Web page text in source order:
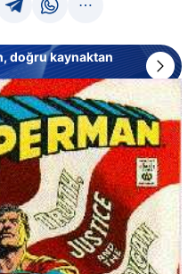
doğru kaynaktan